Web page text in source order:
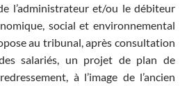
l’administrateur et/ou le débiteur
social et environnemental
au tribunal, après consultation
salariés, un projet de plan de
à l’image de l’ancien